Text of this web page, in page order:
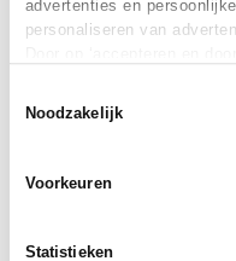
advertenties en
personaliseren van
verklaring.
Noodzakelijk
Voorkeuren
Statistieken